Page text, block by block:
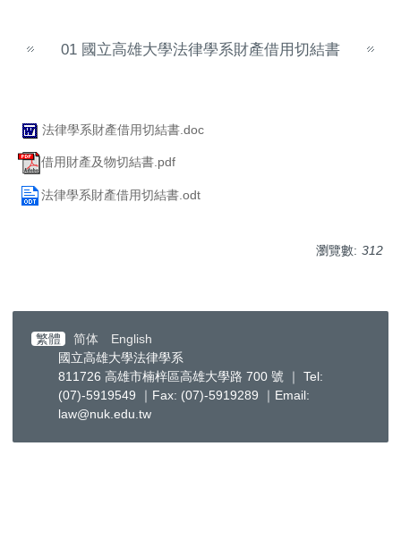
01 國立高雄大學法律學系財產借用切結書
法律學系財產借用切結書.doc
借用財產及物切結書.pdf
法律學系財產借用切結書.odt
瀏覽數: 312
繁體 简体
English
國立高雄大學法律學系
811726 高雄市楠梓區高雄大學路 700 號 ｜ Tel:
(07)-5919549 ｜Fax: (07)-5919289 ｜Email:
law@nuk.edu.tw